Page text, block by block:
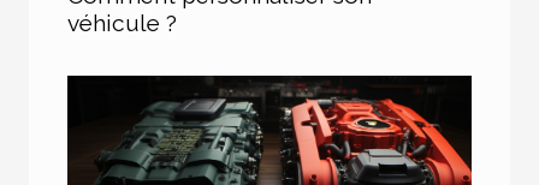
véhicule ?